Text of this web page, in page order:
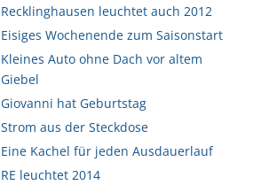
Recklinghausen leuchtet auch 2012
Eisiges Wochenende zum Saisonstart
Kleines Auto ohne Dach vor altem
Giebel
Giovanni hat Geburtstag
Strom aus der Steckdose
Eine Kachel für jeden Ausdauerlauf
RE leuchtet 2014